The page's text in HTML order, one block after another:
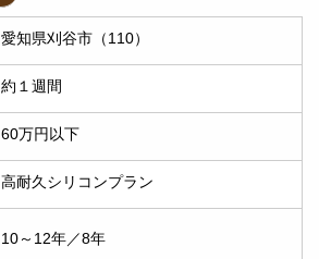
愛知県刈谷市（110）
約１週間
60万円以下
高耐久シリコンプラン
10～12年／8年